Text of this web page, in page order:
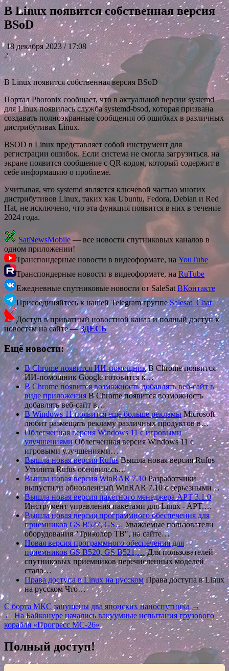
В Linux появится собственная версия
BSoD
18 декабря 2023 / 17:08
2
В Linux появится собственная версия BSoD
Портал Phoronix сообщает, что в актуальной версии systemd
для Linux появилась служба systemd-bsod, которая призвана
создавать полноэкранные сообщения об ошибках в различных
дистрибутивах Linux.
BSOD в Linux представляет собой инструмент для
регистрации ошибок. Если система не смогла загрузиться, на
экране появится сообщение с QR-кодом, который содержит в
себе информацию о проблеме.
Учитывая, что systemd является ключевой частью многих
дистрибутивов Linux, таких как Ubuntu, Fedora, Debian и Red
Hat, не исключено, что эта функция появится в них в течение
2024 года.
SatNewsMobile — все новости спутниковых каналов в
одном приложении!
Транспондерные новости в видеоформате, на YouTube
Транспондерные новости в видеоформате, наRuTube
Ежедневные спутниковые новости от SaleSat ВКонтакте
Присоединяйтесь к нашей Telegram группеSalesat_Chat
Доступ в приватный новостной канал и полный доступ к
новостям на сайте —ЗДЕСЬ
Ещё новости:
В Chrome появится ИИ-помощникВ Chrome появится
ИИ-помощник Google готовится к…
В Chrome появится возможность добавлять веб-сайт в
виде приложенияВ Chrome появится возможность
добавлять веб-сайт в…
В Windows 11 появится ещё больше рекламыMicrosoft
любит размещать рекламу различных продуктов в…
Облегченная версия Windows 11 с игровыми
улучшениямиОблегченная версия Windows 11 с
игровыми улучшениями…
Вышла новая версия RufusВышла новая версия Rufus
Утилита Rufus обновилась…
Вышла новая версия WinRAR 7.10Разработчики
выпустили обновленный WinRAR 7.10 с серьезными…
Вышла новая версия пакетного менеджера APT 3.1.0
Инструмент управления пакетами для Linux - APT.…
Вышла новая версия программного обеспечения для
приемников GS B527, GS…Уважаемые пользователи
оборудования "Триколор ТВ", на сайте…
Новая версия программного обеспечения для
приемников GS B520, GS B521,…Для пользователей
спутниковых приемников перечисленных моделей
стало…
Права доступа в Linux на русскомПрава доступа в Linux
на русском Что…
Навигация
по
записям
С борта МКС запущены два японских наноспутника →
← На Байконуре начались вакуумные испытания грузового
корабля «Прогресс МС-26»
Полный доступ!